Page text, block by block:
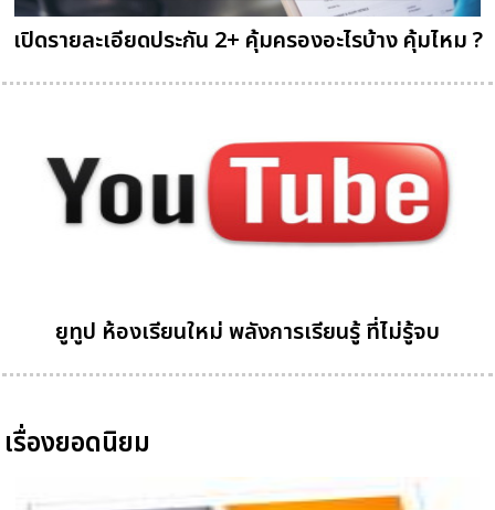
เปิดรายละเอียดประกัน 2+ คุ้มครองอะไรบ้าง คุ้มไหม ?
ยูทูป ห้องเรียนใหม่ พลังการเรียนรู้ ที่ไม่รู้จบ
เรื่องยอดนิยม